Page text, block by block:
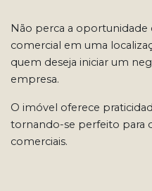
Não perca a
comercial em uma
quem deseja iniciar um
empresa.
O imóvel oferece
tornando-se perfeito para
comerciais.